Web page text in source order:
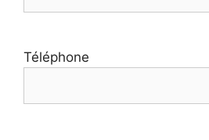
Téléphone